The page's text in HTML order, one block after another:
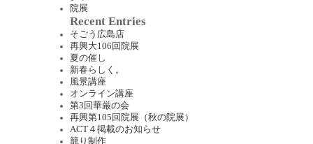
院展
Recent Entries
そごう広島店
再興大106回院展
夏の催し
新春らしく。
風景講座
オンライン講座
第3回華厳の会
再興第105回院展（秋の院展）
ACT４掲載のお知らせ
籠り制作